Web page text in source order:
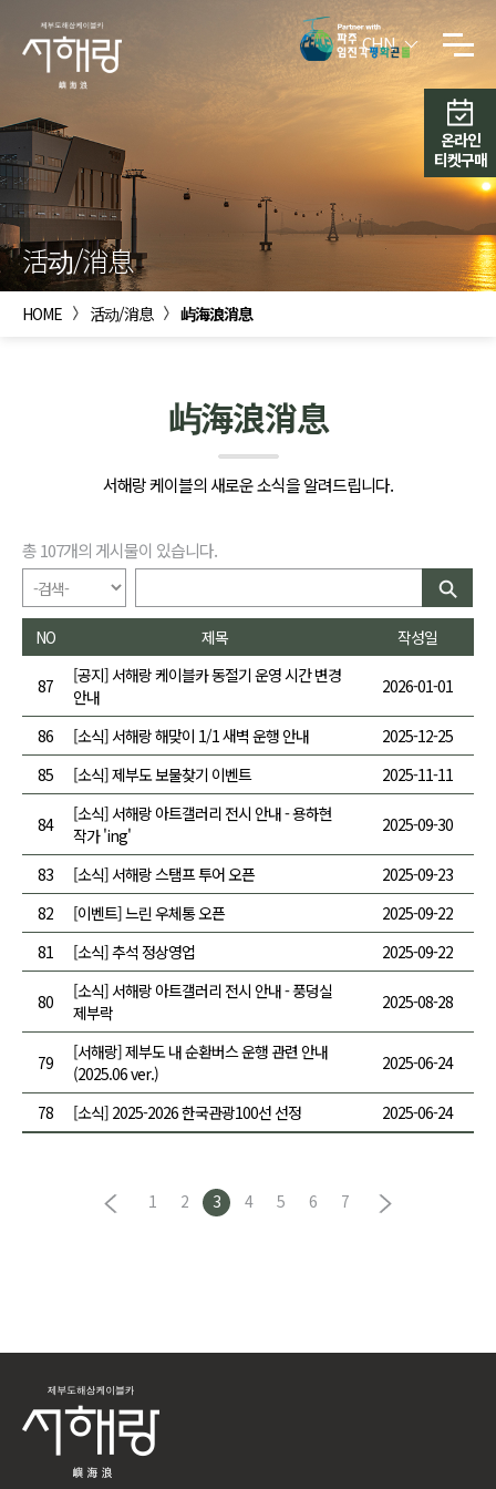
CHN
온라인
티켓구매
活动/消息
HOME 活动/消息 屿海浪消息
屿海浪消息
서해랑 케이블의 새로운 소식을 알려드립니다.
총107개의 게시물이 있습니다.
NO 제목 작성일
87
[공지] 서해랑 케이블카 동절기 운영 시간 변경
안내
2026-01-01
86 [소식] 서해랑 해맞이 1/1 새벽 운행 안내
2025-12-25
85
[소식] 제부도 보물찾기 이벤트 2025-11-11
84
[소식] 서해랑 아트갤러리 전시 안내 - 용하현
작가 'ing'
2025-09-30
83 [소식] 서해랑 스탬프 투어 오픈
2025-09-23
82
[이벤트] 느린 우체통 오픈
2025-09-22
81
[소식] 추석 정상영업 2025-09-22
80
[소식] 서해랑 아트갤러리 전시 안내 - 풍덩실
제부락
2025-08-28
79
[서해랑] 제부도 내 순환버스 운행 관련 안내
(2025.06 ver.)
2025-06-24
78 [소식] 2025-2026 한국관광100선 선정 2025-06-24
1 2 3 4 5 6 7